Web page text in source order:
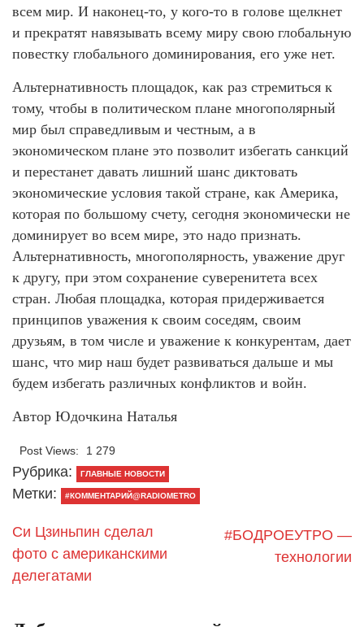
всем мир. И наконец-то, у кого-то в голове щелкнет
и прекратят навязывать всему миру свою глобальную
повестку глобального доминирования, его уже нет.
Альтернативность площадок, как раз стремиться к
тому, чтобы в политическом плане многополярный
мир был справедливым и честным, а в
экономическом плане это позволит избегать санкций
и перестанет давать лишний шанс диктовать
экономические условия такой стране, как Америка,
которая по большому счету, сегодня экономически не
доминирует во всем мире, это надо признать.
Альтернативность, многополярность, уважение друг
к другу, при этом сохранение суверенитета всех
стран. Любая площадка, которая придерживается
принципов уважения к своим соседям, своим
друзьям, в том числе и уважение к конкурентам, дает
шанс, что мир наш будет развиваться дальше и мы
будем избегать различных конфликтов и войн.
Автор Юдочкина Наталья
Post Views: 1 279
Рубрика: ГЛАВНЫЕ НОВОСТИ
Метки: #КОММЕНТАРИЙ@RADIOMETRO
Си Цзиньпин сделал
фото с американскими
делегатами
#БОДРОЕУТРО —
технологии